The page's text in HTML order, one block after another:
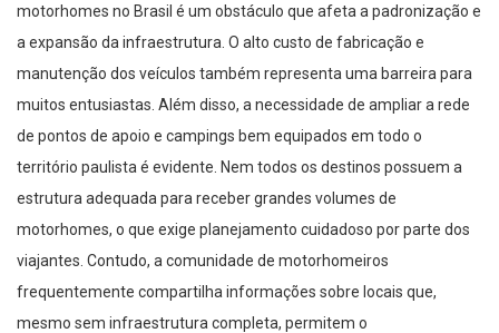
motorhomes no Brasil é um obstáculo que afeta a padronização e
a expansão da infraestrutura. O alto custo de fabricação e
manutenção dos veículos também representa uma barreira para
muitos entusiastas. Além disso, a necessidade de ampliar a rede
de pontos de apoio e campings bem equipados em todo o
território paulista é evidente. Nem todos os destinos possuem a
estrutura adequada para receber grandes volumes de
motorhomes, o que exige planejamento cuidadoso por parte dos
viajantes. Contudo, a comunidade de motorhomeiros
frequentemente compartilha informações sobre locais que,
mesmo sem infraestrutura completa, permitem o